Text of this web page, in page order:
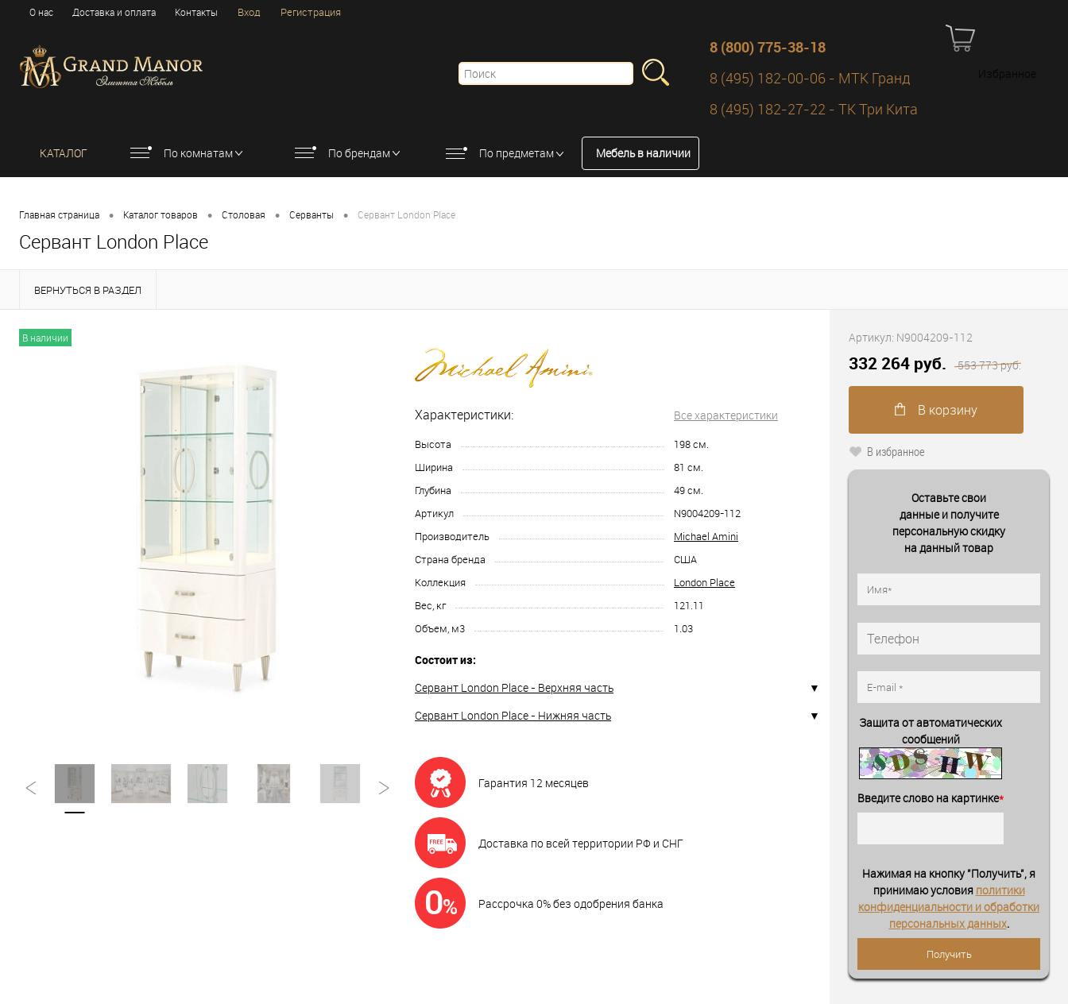
О нас Доставка и оплата Контакты Вход Регистрация
8 (800) 775-38-18
8 (495) 182-00-06 - МТК Гранд
8 (495) 182-27-22 - ТК Три Кита
Избранное
КАТАЛОГ По комнатам По брендам По предметам Мебель в наличии
Главная страница • Каталог товаров • Столовая • Серванты • Сервант London Place
Сервант London Place
ВЕРНУТЬСЯ В РАЗДЕЛ
В наличии
Характеристики: Все характеристики
Высота 198см.
Ширина
81 см.
Глубина
49см.
Артикул
N9004209-112
Производитель
Michael Amini
Страна бренда
США
Коллекция
London Place
Вес, кг
121.11
Объем, м3
1.03
Состоит из:
Сервант London Place - Верхняя часть
Сервант London Place - Нижняя часть
Гарантия 12 месяцев
Доставка по всей территории РФ и СНГ
Рассрочка 0% без одобрения банка
Артикул: N9004209-112
332 264 руб. 553 773 руб.
В корзину
В избранное
Оставьте свои
данные и получите
персональную скидку
на данный товар
Защита от автоматических
сообщений
Введите слово на картинке*
Нажимая на кнопку "Получить", я
принимаю условия политики
конфиденциальности и обработки
персональных данных.